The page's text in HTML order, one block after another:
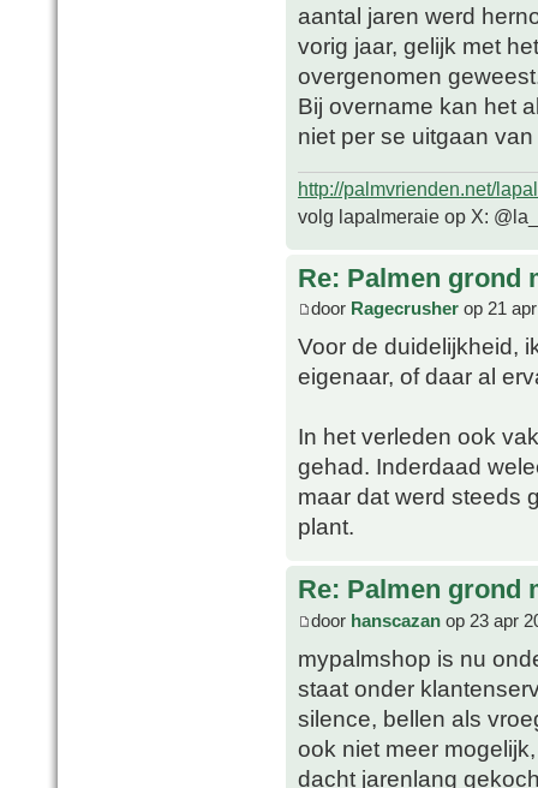
aantal jaren werd
vorig jaar, gelijk met
overgenomen
Bij overname kan het
niet per se uitgaan
http://palmvrienden.net/
volg lapalmeraie op X:
Re: Palmen grond
door Ragecrusher op 21
Voor de duidelijkheid,
eigenaar, of daar al
In het verleden ook
gehad. Inderdaad
maar dat werd steeds
plant.
Re: Palmen grond
door hanscazan op 23 apr
mypalmshop is nu
staat onder
silence, bellen als
ook niet meer
dacht jarenlang